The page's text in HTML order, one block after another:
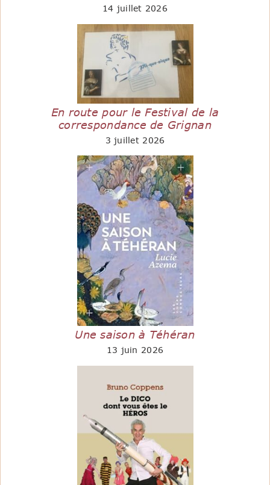
14 juillet 2026
En route pour le Festival de la
correspondance de Grignan
3 juillet 2026
Une saison à Téhéran
13 juin 2026